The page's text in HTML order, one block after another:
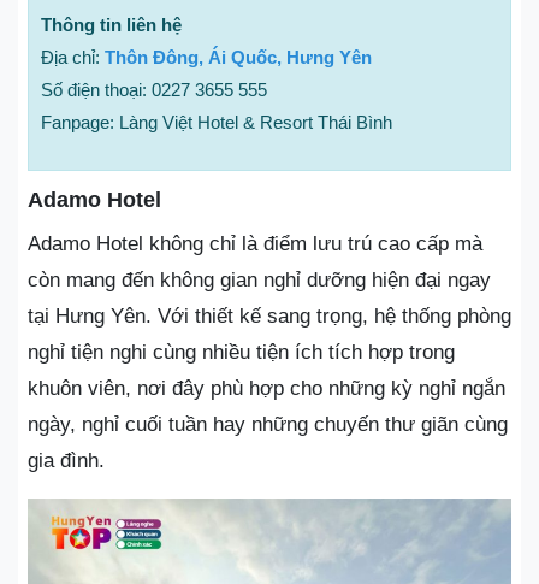
Thông tin liên hệ
Địa chỉ: Thôn Đông, Ái Quốc, Hưng Yên
Số điện thoại: 0227 3655 555
Fanpage: Làng Việt Hotel & Resort Thái Bình
Adamo Hotel
Adamo Hotel không chỉ là điểm lưu trú cao cấp mà
còn mang đến không gian nghỉ dưỡng hiện đại ngay
tại Hưng Yên. Với thiết kế sang trọng, hệ thống phòng
nghỉ tiện nghi cùng nhiều tiện ích tích hợp trong
khuôn viên, nơi đây phù hợp cho những kỳ nghỉ ngắn
ngày, nghỉ cuối tuần hay những chuyến thư giãn cùng
gia đình.